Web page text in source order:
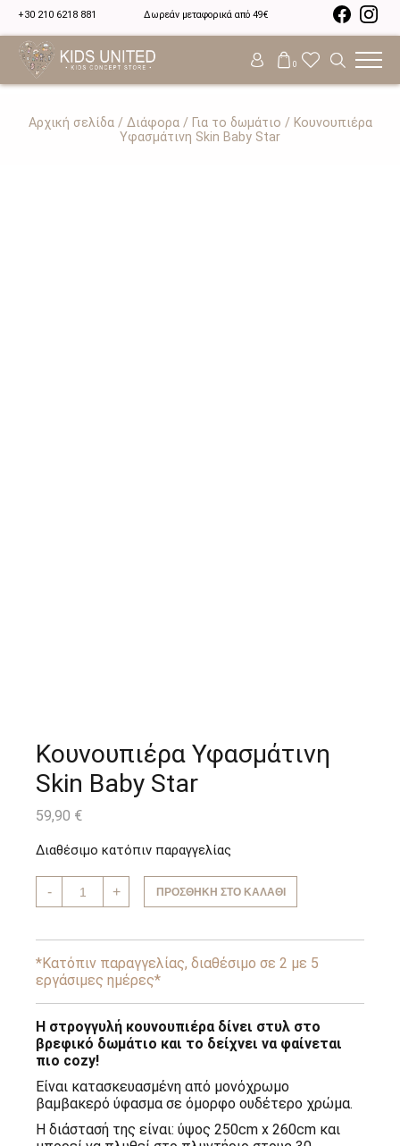
+30 210 6218 881 Δωρεάν μεταφορικά από 49€
0
Αρχική σελίδα/ Διάφορα/ Για το δωμάτιο / Κουνουπιέρα
Υφασμάτινη Skin Baby Star
Κουνουπιέρα Υφασμάτινη
Skin Baby Star
59,90 €
Διαθέσιμο κατόπιν παραγγελίας
-
Κουνουπιέρα
Υφασμάτινη
Skin
Star
ποσότητα
+ ΠΡΟΣΘΉΚΗ ΣΤΟ ΚΑΛΆΘΙ
*Κατόπιν παραγγελίας, διαθέσιμο σε 2 με 5
εργάσιμες ημέρες*
Η στρογγυλή κουνουπιέρα δίνει στυλ στο
βρεφικό δωμάτιο και το δείχνει να φαίνεται
πιο cozy!
Είναι κατασκευασμένη από μονόχρωμο
βαμβακερό ύφασμα σε όμορφο ουδέτερο χρώμα.
Η διάστασή της είναι: ύψος 250cm x 260cm και